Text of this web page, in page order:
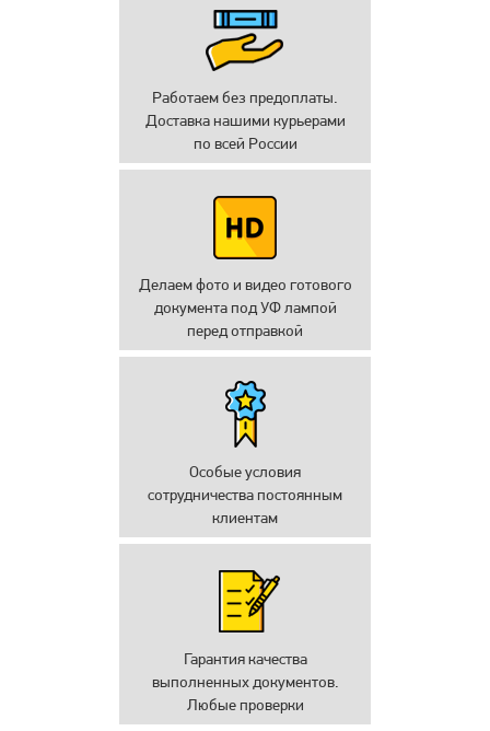
Работаем без предоплаты.
Доставка нашими курьерами
по всей России
Делаем фото и видео готового
документа под УФ лампой
перед отправкой
Особые условия
сотрудничества постоянным
клиентам
Гарантия качества
выполненных документов.
Любые проверки